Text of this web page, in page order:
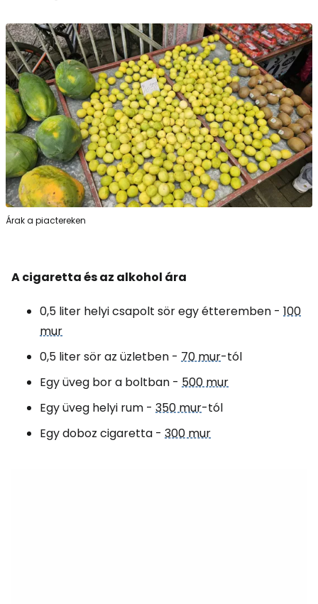
Árak a piactereken
A cigaretta és az alkohol ára
0,5 liter helyi csapolt sör egy étteremben - 100
mur
0,5 liter sör az üzletben - 70 mur-tól
Egy üveg bor a boltban - 500 mur
Egy üveg helyi rum - 350 mur-tól
Egy doboz cigaretta - 300 mur